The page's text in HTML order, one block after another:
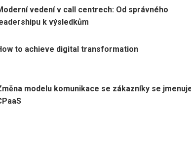
vedení v call centrech: Od správného
k výsledkům
to achieve digital transformation
modelu komunikace se zákazníky se